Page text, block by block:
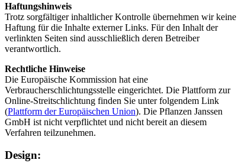
Haftungshinweis
Trotz sorgfältiger inhaltlicher Kontrolle übernehmen wir keine
Haftung für die Inhalte externer Links. Für den Inhalt der
verlinkten Seiten sind ausschließlich deren Betreiber
verantwortlich.
Rechtliche Hinweise
Die Europäische Kommission hat eine
Verbraucherschlichtungsstelle eingerichtet. Die Plattform zur
Online-Streitschlichtung finden Sie unter folgendem Link
(Plattform der Europäischen Union). Die Pflanzen Janssen
GmbH ist nicht verpflichtet und nicht bereit an diesem
Verfahren teilzunehmen.
Design: